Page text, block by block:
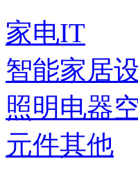
家电IT
智能家居
照明电器
元件其他